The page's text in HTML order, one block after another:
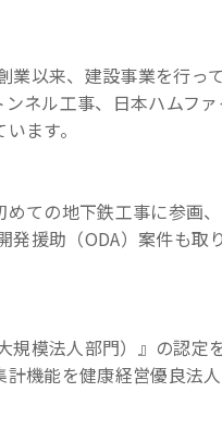
以来、建設事業を行っ
ネル工事、日本ハムフ
ます。
ての地下鉄工事に参画
発援助（ODA）案件も
規模法人部門）』の認
機能を健康経営優良法